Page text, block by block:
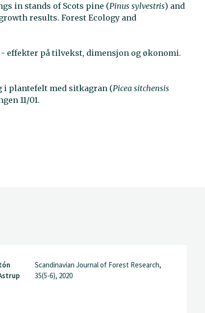
in stands of Scots pine (Pinus sylvestris) and
results. Forest Ecology and
effekter på tilvekst, dimensjon og økonomi.
i plantefelt med sitkagran (Picea sitchensis
11/01.
Scandinavian Journal of Forest Research,
35(5-6), 2020